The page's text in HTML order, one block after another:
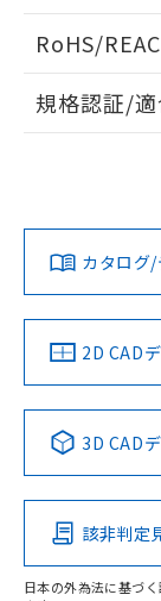
電気的寿命曲線
ドすること
ダウンロードデ
みください。
ソフトウェアの
RoHS/
EU RoHS 注
対応済み
中国 RoHS
Pb
規格認証/
LR型式承認
（イギリス
船舶規格）
Yes
その他
カタログ
2D CAD
3D CAD
該非判定
日本の外為法に基づ